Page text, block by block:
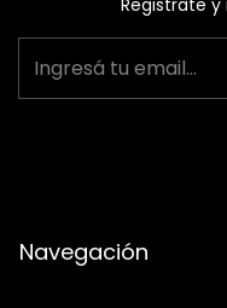
Navegación